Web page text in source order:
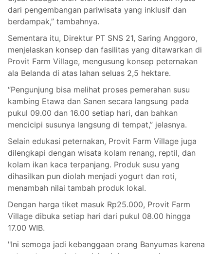
dari pengembangan pariwisata yang inklusif dan
berdampak,” tambahnya.
Sementara itu, Direktur PT SNS 21, Saring Anggoro,
menjelaskan konsep dan fasilitas yang ditawarkan di
Provit Farm Village, mengusung konsep peternakan
ala Belanda di atas lahan seluas 2,5 hektare.
“Pengunjung bisa melihat proses pemerahan susu
kambing Etawa dan Sanen secara langsung pada
pukul 09.00 dan 16.00 setiap hari, dan bahkan
mencicipi susunya langsung di tempat,” jelasnya.
Selain edukasi peternakan, Provit Farm Village juga
dilengkapi dengan wisata kolam renang, reptil, dan
kolam ikan kaca terpanjang. Produk susu yang
dihasilkan pun diolah menjadi yogurt dan roti,
menambah nilai tambah produk lokal.
Dengan harga tiket masuk Rp25.000, Provit Farm
Village dibuka setiap hari dari pukul 08.00 hingga
17.00 WIB.
"Ini semoga jadi kebanggaan orang Banyumas karena